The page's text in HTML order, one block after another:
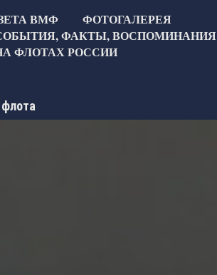
ВМФ
ФОТОГАЛЕРЕЯ
ФАКТЫ, ВОСПОМИНАНИЯ
ФЛОТАХ РОССИИ